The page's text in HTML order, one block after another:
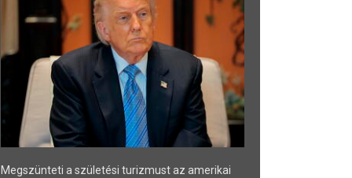
Megszünteti a születési turizmust az amerikai